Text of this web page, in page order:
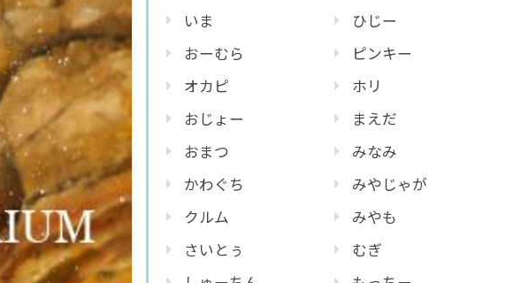
いま
おーむら
オカピ
おじょー
おまつ
かわぐち
クルム
さいとぅ
ひじー
ピンキー
ホリ
まえだ
みなみ
みやじゃが
みやも
むぎ